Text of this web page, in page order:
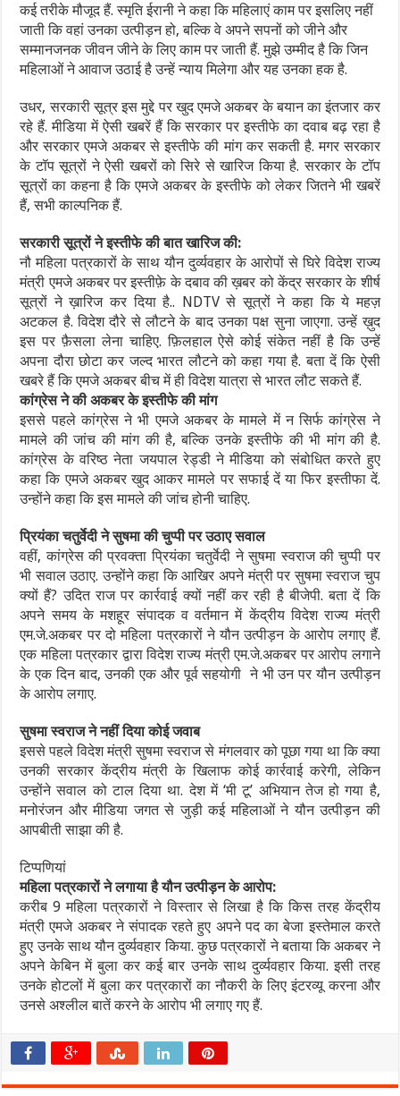
कई तरीके मौजूद हैं. स्मृति ईरानी ने कहा कि महिलाएं काम पर इसलिए नहीं
जाती कि वहां उनका उत्पीड़न हो, बल्कि वे अपने सपनों को जीने और
सम्मानजनक जीवन जीने के लिए काम पर जाती हैं. मुझे उम्मीद है कि जिन
महिलाओं ने आवाज उठाई है उन्हें न्याय मिलेगा और यह उनका हक है.
उधर, सरकारी सूत्र इस मुद्दे पर खुद एमजे अकबर के बयान का इंतजार कर
रहे हैं. मीडिया में ऐसी खबरें हैं कि सरकार पर इस्तीफे का दवाब बढ़ रहा है
और सरकार एमजे अकबर से इस्तीफे की मांग कर सकती है. मगर सरकार
के टॉप सूत्रों ने ऐसी खबरों को सिरे से खारिज किया है. सरकार के टॉप
सूत्रों का कहना है कि एमजे अकबर के इस्तीफे को लेकर जितने भी खबरें
हैं, सभी काल्पनिक हैं.
सरकारी सूत्रों ने इस्तीफे की बात खारिज की:
नौ महिला पत्रकारों के साथ यौन दुर्व्यवहार के आरोपों से घिरे विदेश राज्य
मंत्री एमजे अकबर पर इस्तीफ़े के दबाव की ख़बर को केंद्र सरकार के शीर्ष
सूत्रों ने ख़ारिज कर दिया है.. NDTV से सूत्रों ने कहा कि ये महज़
अटकल है. विदेश दौरे से लौटने के बाद उनका पक्ष सुना जाएगा. उन्हें ख़ुद
इस पर फ़ैसला लेना चाहिए. फ़िलहाल ऐसे कोई संकेत नहीं है कि उन्हें
अपना दौरा छोटा कर जल्द भारत लौटने को कहा गया है. बता दें कि ऐसी
खबरे हैं कि एमजे अकबर बीच में ही विदेश यात्रा से भारत लौट सकते हैं.
कांग्रेस ने की अकबर के इस्तीफे की मांग
इससे पहले कांग्रेस ने भी एमजे अकबर के मामले में न सिर्फ कांग्रेस ने
मामले की जांच की मांग की है, बल्कि उनके इस्तीफे की भी मांग की है.
कांग्रेस के वरिष्ठ नेता जयपाल रेड्डी ने मीडिया को संबोधित करते हुए
कहा कि एमजे अकबर खुद आकर मामले पर सफाई दें या फिर इस्तीफा दें.
उन्होंने कहा कि इस मामले की जांच होनी चाहिए.
प्रियंका चतुर्वेदी ने सुषमा की चुप्पी पर उठाए सवाल
वहीं, कांग्रेस की प्रवक्ता प्रियंका चतुर्वेदी ने सुषमा स्वराज की चुप्पी पर
भी सवाल उठाए. उन्होंने कहा कि आखिर अपने मंत्री पर सुषमा स्वराज चुप
क्यों हैं? उदित राज पर कार्रवाई क्यों नहीं कर रही है बीजेपी. बता दें कि
अपने समय के मशहूर संपादक व वर्तमान में केंद्रीय विदेश राज्य मंत्री
एम.जे.अकबर पर दो महिला पत्रकारों ने यौन उत्पीड़न के आरोप लगाए हैं.
एक महिला पत्रकार द्वारा विदेश राज्य मंत्री एम.जे.अकबर पर आरोप लगाने
के एक दिन बाद, उनकी एक और पूर्व सहयोगी ने भी उन पर यौन उत्पीड़न
के आरोप लगाए.
सुषमा स्वराज ने नहीं दिया कोई जवाब
इससे पहले विदेश मंत्री सुषमा स्वराज से मंगलवार को पूछा गया था कि क्या
उनकी सरकार केंद्रीय मंत्री के खिलाफ कोई कार्रवाई करेगी, लेकिन
उन्होंने सवाल को टाल दिया था. देश में ‘मी टू’ अभियान तेज हो गया है,
मनोरंजन और मीडिया जगत से जुड़ी कई महिलाओं ने यौन उत्पीड़न की
आपबीती साझा की है.
टिप्पणियां
महिला पत्रकारों ने लगाया है यौन उत्पीड़न के आरोप:
करीब 9 महिला पत्रकारों ने विस्तार से लिखा है कि किस तरह केंद्रीय
मंत्री एमजे अकबर ने संपादक रहते हुए अपने पद का बेजा इस्तेमाल करते
हुए उनके साथ यौन दुर्व्यवहार किया. कुछ पत्रकारों ने बताया कि अकबर ने
अपने केबिन में बुला कर कई बार उनके साथ दुर्व्यवहार किया. इसी तरह
उनके होटलों में बुला कर पत्रकारों का नौकरी के लिए इंटरव्यू करना और
उनसे अश्लील बातें करने के आरोप भी लगाए गए हैं.